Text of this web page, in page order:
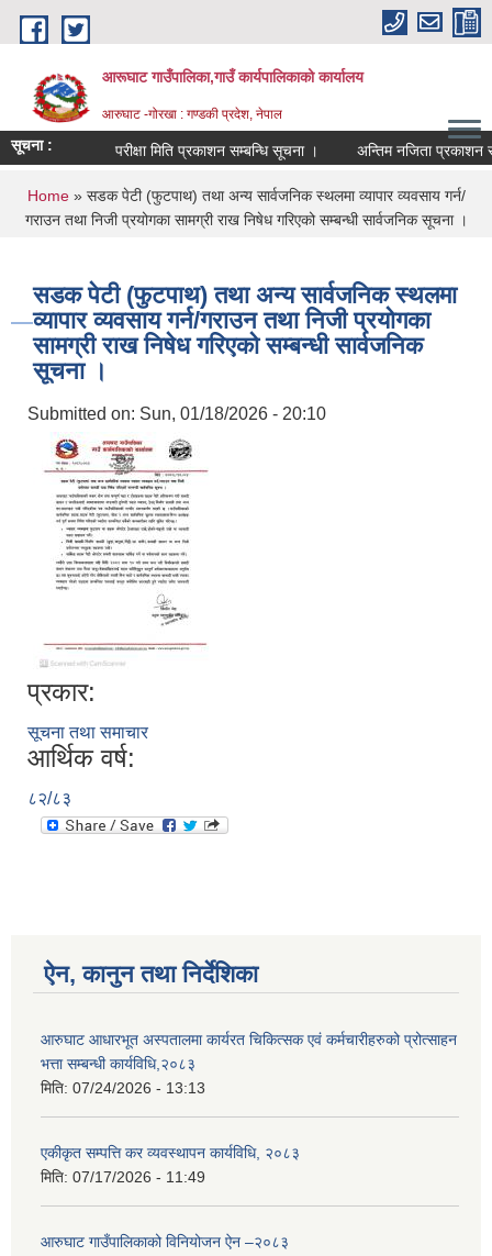
Skip to main content
आरूघाट गाउँपालिका,गाउँ कार्यपालिकाको कार्यालय
आरुघाट -गोरखा : गण्डकी प्रदेश, नेपाल
सूचना : परीक्षा मिति प्रकाशन सम्बन्धि सूचना । अन्तिम नजिता प्रकाशन
You are here
Home» सडक पेटी (फुटपाथ) तथा अन्य सार्वजनिक स्थलमा व्यापार व्यवसाय गर्न/
गराउन तथा निजी प्रयोगका सामग्री राख निषेध गरिएको सम्बन्धी सार्वजनिक सूचना ।
सडक पेटी (फुटपाथ) तथा अन्य सार्वजनिक स्थलमा
व्यापार व्यवसाय गर्न/गराउन तथा निजी प्रयोगका
सामग्री राख निषेध गरिएको सम्बन्धी सार्वजनिक
सूचना ।
Submitted on: Sun, 01/18/2026 - 20:10
प्रकार:
सूचना तथा समाचार
आर्थिक वर्ष:
८२/८३
ऐन, कानुन तथा निर्देशिका
आरुघाट आधारभूत अस्पतालमा कार्यरत चिकित्सक एवं कर्मचारीहरुको प्रोत्साहन
भत्ता सम्बन्धी कार्यविधि,२०८३
मिति: 07/24/2026 - 13:13
एकीकृत सम्पत्ति कर व्यवस्थापन कार्यविधि, २०८३
मिति: 07/17/2026 - 11:49
आरुघाट गाउँपालिकाको विनियोजन ऐन –२०८३